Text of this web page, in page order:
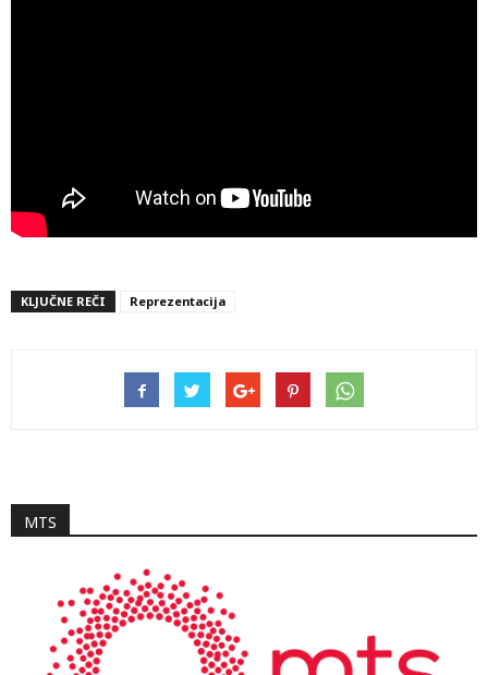
KLJUČNE REČI Reprezentacija
MTS